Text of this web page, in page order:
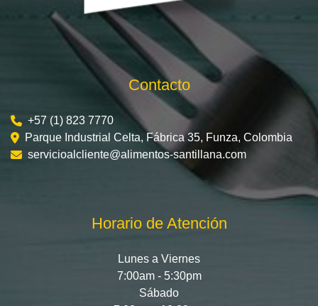
Contacto
+57 (1) 823 7770
Parque Industrial Celta, Fábrica 35, Funza, Colombia
servicioalcliente@alimentos-santillana.com
Horario de Atención
Lunes a Viernes
7:00am - 5:30pm
Sábado